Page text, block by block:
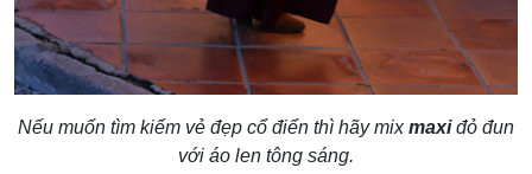
Nếu muốn tìm kiếm vẻ đẹp cổ điển thì hãy mixmaxiđỏ đun
với áo len tông sáng.